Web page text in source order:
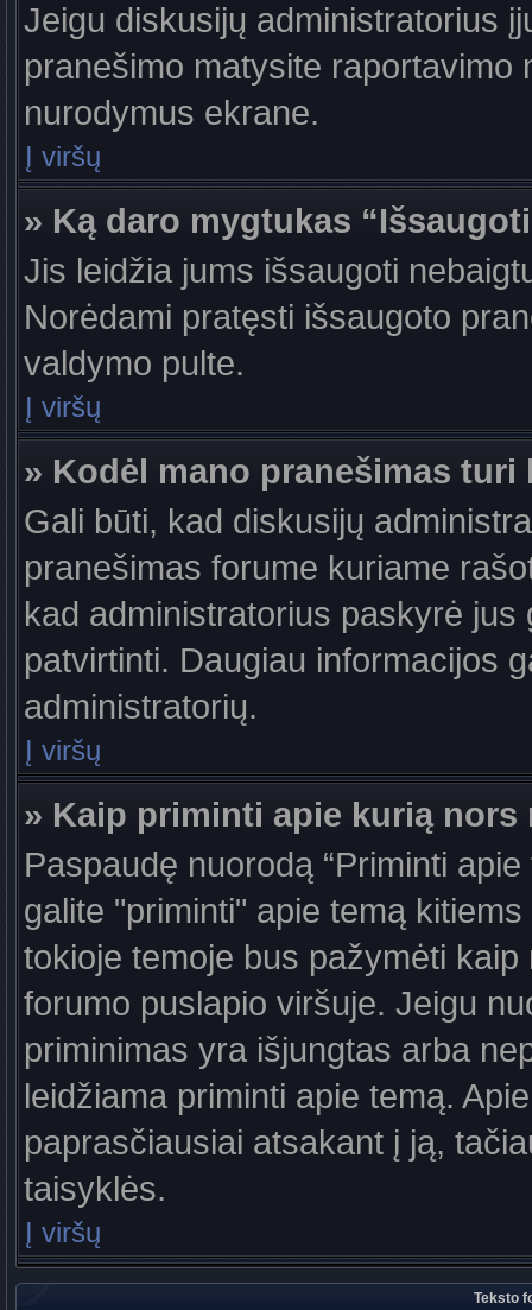
Jeigu diskusijų administratorius
pranešimo matysite
nurodymus ekrane.
Į viršų
» Ką daro mygtukas
Jis leidžia jums išsaugoti
Norėdami pratęsti išsaugoto
valdymo pulte.
Į viršų
» Kodėl mano pranešimas
Gali būti, kad diskusijų
pranešimas forume kuriame
kad administratorius paskyrė
patvirtinti. Daugiau informacijos
administratorių.
Į viršų
» Kaip priminti apie kurią nors
Paspaudę nuorodą “Priminti
galite "priminti" apie temą
tokioje temoje bus pažymėti
forumo puslapio viršuje. Jeigu
priminimas yra išjungtas arba
leidžiama priminti apie temą.
paprasčiausiai atsakant į ją,
taisyklės.
Į viršų
Teksto